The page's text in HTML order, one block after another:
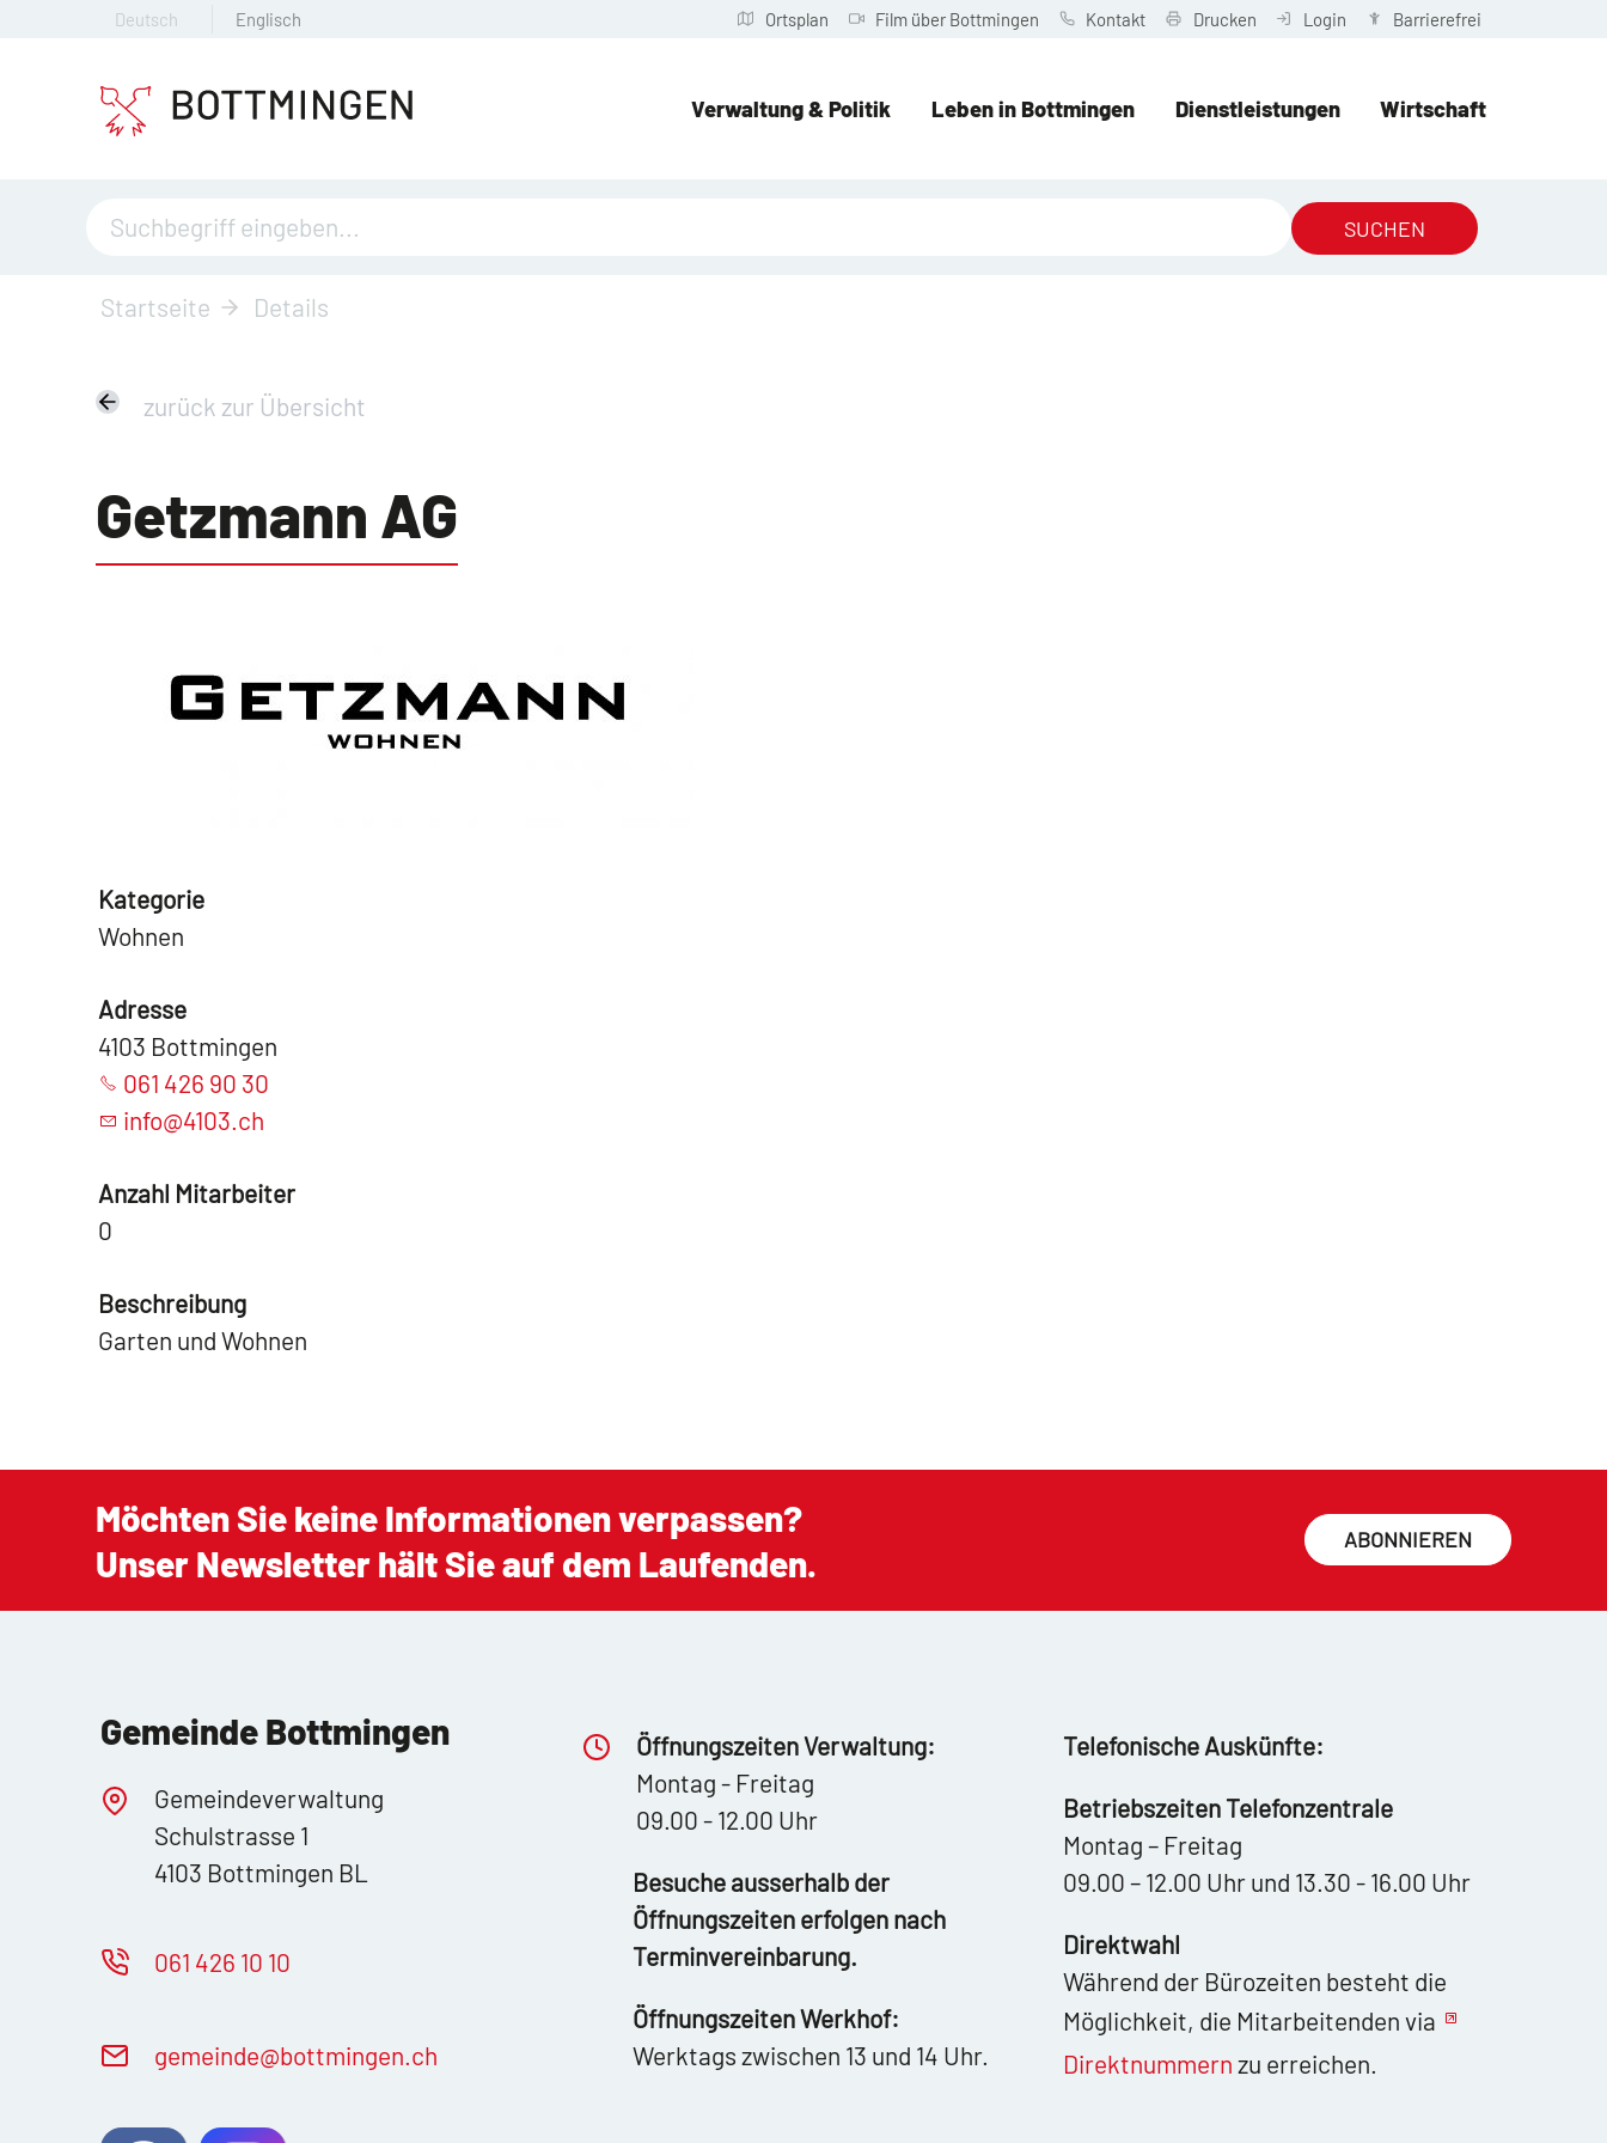
Deutsch Englisch Ortsplan Film über Bottmingen Kontakt Drucken Login Barrierefrei
Verwaltung & Politik Leben in Bottmingen Dienstleistungen Wirtschaft
SUCHEN
Startseite Details
zurück zur Übersicht
Getzmann AG
Kategorie
Wohnen
Adresse
4103 Bottmingen
061 426 90 30
info@4103.ch
Anzahl Mitarbeiter
0
Beschreibung
Garten und Wohnen
Möchten Sie keine Informationen verpassen?
Unser Newsletter hält Sie auf dem Laufenden.
ABONNIEREN
Gemeinde Bottmingen
Gemeindeverwaltung
Schulstrasse 1
4103 Bottmingen BL
061 426 10 10
g m nd b ttm ng n ch
Öffnungszeiten Verwaltung:
Montag - Freitag
09.00 - 12.00 Uhr
Besuche ausserhalb der
Öffnungszeiten erfolgen nach
Terminvereinbarung.
Öffnungszeiten Werkhof:
Werktags zwischen 13 und 14 Uhr.
Telefonische Auskünfte:
Betriebszeiten Telefonzentrale
Montag – Freitag
09.00 – 12.00 Uhr und 13.30 - 16.00 Uhr
Direktwahl
Während der Bürozeiten besteht die
Möglichkeit, die Mitarbeitenden via
Direktnummern zu erreichen.